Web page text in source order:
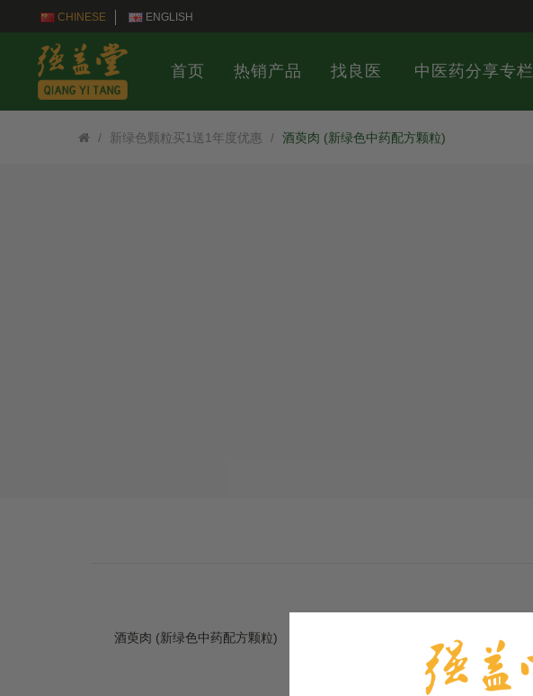
CHINESE ENGLISH
首页 热销产品 找良医 中医药分享专栏
新绿色颗粒买1送1年度优惠 酒萸肉 (新绿色中药配方颗粒)
酒萸肉 (新绿色中药配方颗粒)